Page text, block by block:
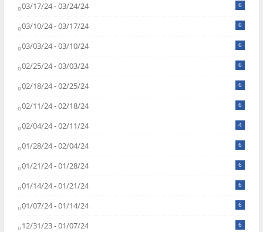
03/17/24 - 03/24/24 6
03/10/24 - 03/17/24 6
03/03/24 - 03/10/24 6
02/25/24 - 03/03/24 6
02/18/24 - 02/25/24 6
02/11/24 - 02/18/24 6
02/04/24 - 02/11/24 4
01/28/24 - 02/04/24 6
01/21/24 - 01/28/24 6
01/14/24 - 01/21/24 6
01/07/24 - 01/14/24 6
12/31/23 - 01/07/24 6